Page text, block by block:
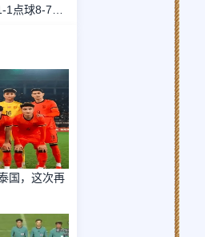
国，这次再